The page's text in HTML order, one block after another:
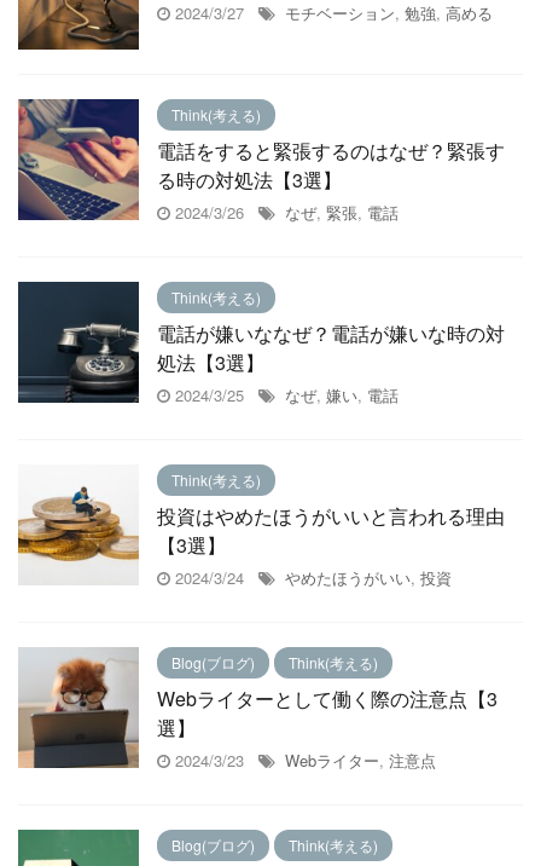
2024/3/27 モチベーション, 勉強, 高める
Think(考える)
電話をすると緊張するのはなぜ？緊張す
る時の対処法【3選】
2024/3/26 なぜ, 緊張, 電話
Think(考える)
電話が嫌いななぜ？電話が嫌いな時の対
処法【3選】
2024/3/25 なぜ, 嫌い, 電話
Think(考える)
投資はやめたほうがいいと言われる理由
【3選】
2024/3/24 やめたほうがいい, 投資
Blog(ブログ) Think(考える)
Webライターとして働く際の注意点【3
選】
2024/3/23 Webライター, 注意点
Blog(ブログ) Think(考える)